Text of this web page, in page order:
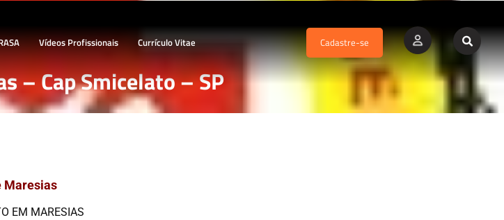
Vídeos Profissionais Currículo Vitae Cadastre-se
– Cap Smicelato – SP
Maresias
EM MARESIAS